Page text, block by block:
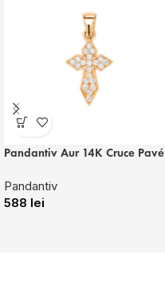
Pandantiv Aur 14K Cruce Pavé
Pandantiv
588 lei